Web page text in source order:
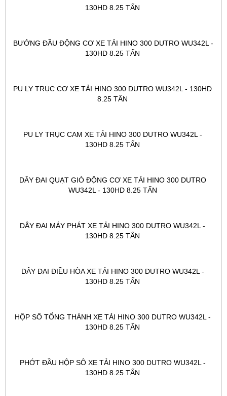
130HD 8.25 TẤN
BƯỞNG ĐẦU ĐỘNG CƠ XE TẢI HINO 300 DUTRO WU342L -
130HD 8.25 TẤN
PU LY TRỤC CƠ XE TẢI HINO 300 DUTRO WU342L - 130HD
8.25 TẤN
PU LY TRỤC CAM XE TẢI HINO 300 DUTRO WU342L -
130HD 8.25 TẤN
DÂY ĐAI QUẠT GIÓ ĐỘNG CƠ XE TẢI HINO 300 DUTRO
WU342L - 130HD 8.25 TẤN
DÂY ĐAI MÁY PHÁT XE TẢI HINO 300 DUTRO WU342L -
130HD 8.25 TẤN
DÂY ĐAI ĐIỀU HÒA XE TẢI HINO 300 DUTRO WU342L -
130HD 8.25 TẤN
HỘP SỐ TỔNG THÀNH XE TẢI HINO 300 DUTRO WU342L -
130HD 8.25 TẤN
PHỚT ĐẦU HỘP SÔ XE TẢI HINO 300 DUTRO WU342L -
130HD 8.25 TẤN